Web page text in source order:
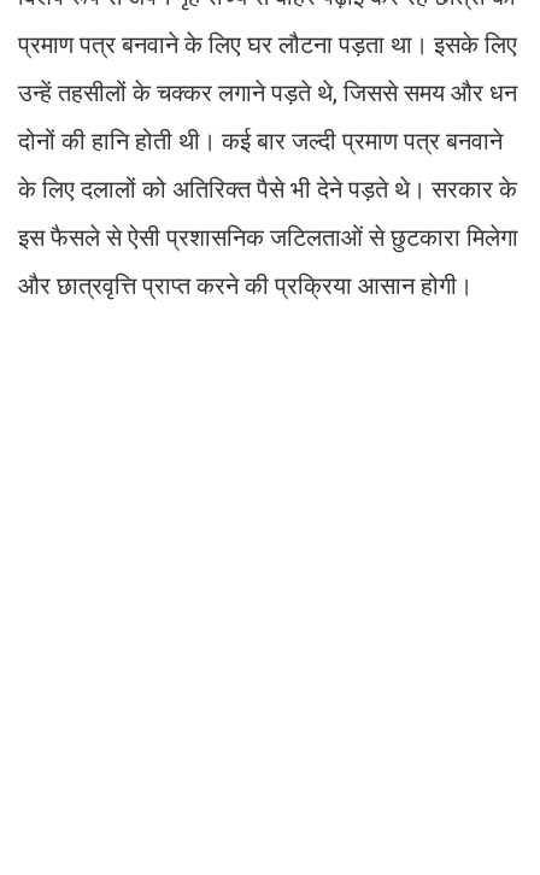
प्रमाण पत्र बनवाने के लिए घर लौटना पड़ता था। इसके लिए
उन्हें तहसीलों के चक्कर लगाने पड़ते थे, जिससे समय और धन
दोनों की हानि होती थी। कई बार जल्दी प्रमाण पत्र बनवाने
के लिए दलालों को अतिरिक्त पैसे भी देने पड़ते थे। सरकार के
इस फैसले से ऐसी प्रशासनिक जटिलताओं से छुटकारा मिलेगा
और छात्रवृत्ति प्राप्त करने की प्रक्रिया आसान होगी।